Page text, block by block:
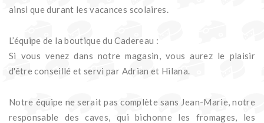
Si vous venez dans notre magasin, vous aurez le plaisir
d'être conseillé et servi par Adrian et Hilana.
responsable des caves, qui bichonne les fromages, les
centralise et les répartit entre les Halles de Nîmes et la